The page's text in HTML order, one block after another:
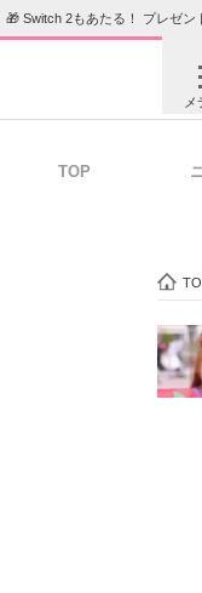
🎁 Switch 2もあたる！ プレゼン
メ
TOP